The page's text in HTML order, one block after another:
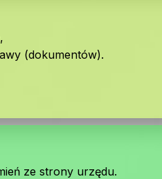
(dokumentów).
ze strony urzędu.